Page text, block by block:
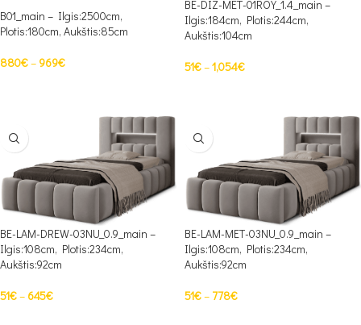
B01_main – Ilgis:2500cm,
Plotis:180cm, Aukštis:85cm
880€– 969€
BE-DIZ-MET-01ROY_1.4_main –
Ilgis:184cm, Plotis:244cm,
Aukštis:104cm
51€–1,054€
BE-LAM-DREW-03NU_0.9_main –
Ilgis:108cm, Plotis:234cm,
Aukštis:92cm
51€– 645€
BE-LAM-MET-03NU_0.9_main –
Ilgis:108cm, Plotis:234cm,
Aukštis:92cm
51€– 778€